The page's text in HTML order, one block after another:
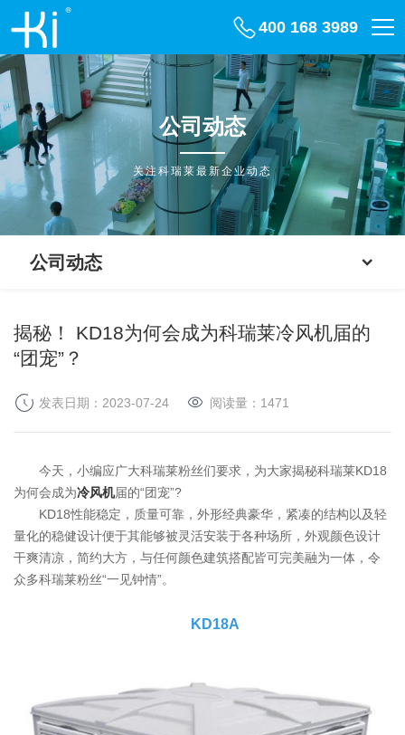
400 168 3989
公司动态
关注科瑞莱最新企业动态
公司动态
揭秘！ KD18为何会成为科瑞莱冷风机届的
“团宠”？
发表日期：2023-07-24 阅读量： 1471
今天，小编应广大科瑞莱粉丝们要求，为大家揭秘科瑞莱KD18
为何会成为冷风机届的“团宠”?
KD18性能稳定，质量可靠，外形经典豪华，紧凑的结构以及轻
量化的稳健设计便于其能够被灵活安装于各种场所，外观颜色设计
干爽清凉，简约大方，与任何颜色建筑搭配皆可完美融为一体，令
众多科瑞莱粉丝“一见钟情”。
KD18A